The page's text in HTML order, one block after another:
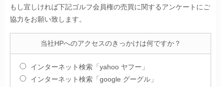
もし宜しければ下記ゴルフ会員権の売買に関するアンケートにご
協力をお願い致します。
当社HPへのアクセスのきっかけは何ですか？
インターネット検索「yahoo ヤフー」
インターネット検索「google グーグル」